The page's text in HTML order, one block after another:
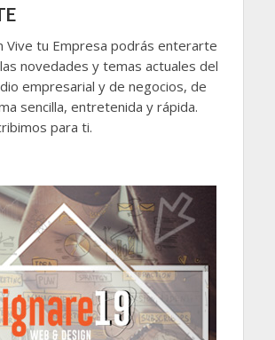
Vive tu Empresa podrás enterarte
novedades y temas actuales del
empresarial y de negocios, de
sencilla, entretenida y rápida.
para ti.